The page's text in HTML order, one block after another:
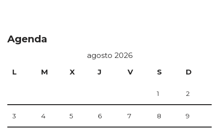
Agenda
agosto 2026
L
M X J V S D
1 2
3 4 5 6 7 8 9